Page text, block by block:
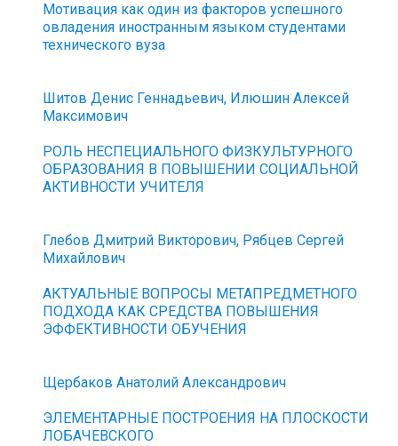
Мотивация как один из факторов успешного
овладения иностранным языком студентами
технического вуза
Шитов Денис Геннадьевич, Илюшин Алексей
Максимович
РОЛЬ НЕСПЕЦИАЛЬНОГО ФИЗКУЛЬТУРНОГО
ОБРАЗОВАНИЯ В ПОВЫШЕНИИ СОЦИАЛЬНОЙ
АКТИВНОСТИ УЧИТЕЛЯ
Глебов Дмитрий Викторович, Рябцев Сергей
Михайлович
АКТУАЛЬНЫЕ ВОПРОСЫ МЕТАПРЕДМЕТНОГО
ПОДХОДА КАК СРЕДСТВА ПОВЫШЕНИЯ
ЭФФЕКТИВНОСТИ ОБУЧЕНИЯ
Щербаков Анатолий Александрович
ЭЛЕМЕНТАРНЫЕ ПОСТРОЕНИЯ НА ПЛОСКОСТИ
ЛОБАЧЕВСКОГО